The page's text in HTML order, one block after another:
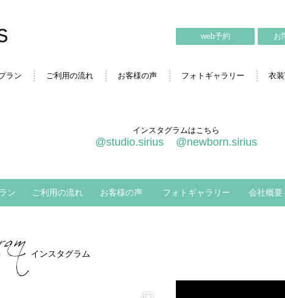
ラン ご利用の流れ お客様の声 フォトギャラリー 衣
web予約 お
インスタグラムはこちら
@studio.sirius @newborn.sirius
ン ご利用の流れ お客様の声 フォトギャラリー 会社概要
インスタグラム